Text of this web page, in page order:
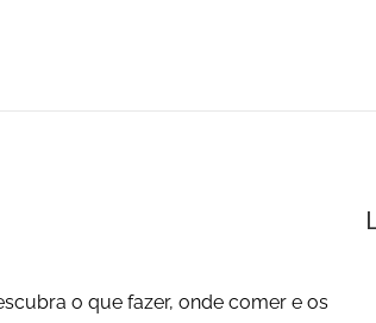
o que fazer, onde comer e os